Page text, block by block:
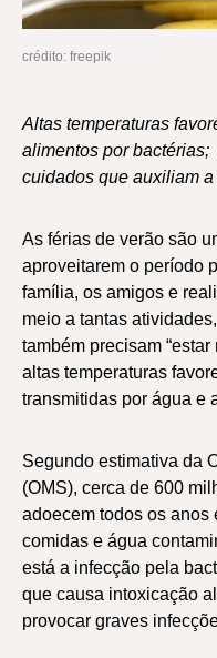
crédito: freepik
Altas temperaturas
alimentos por
cuidados que auxiliam
As férias de verão são
aproveitarem o período
família, os amigos e
meio a tantas
também precisam
altas temperaturas
transmitidas por água e
Segundo estimativa da
(OMS), cerca de 600
adoecem todos os anos
comidas e água
está a infecção pela
que causa intoxicação
provocar graves